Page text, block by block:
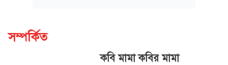
সম্পর্কিত
কবি মামা কবির মামা